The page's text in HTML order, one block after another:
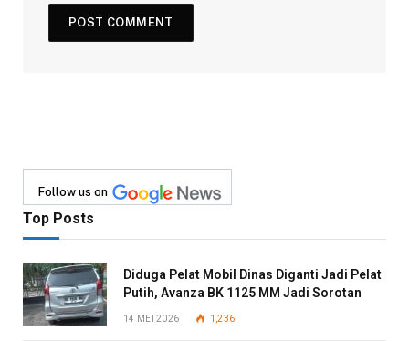
Follow us on
Top Posts
Diduga Pelat Mobil Dinas Diganti Jadi Pelat
Putih, Avanza BK 1125 MM Jadi Sorotan
14 MEI 2026 1,236